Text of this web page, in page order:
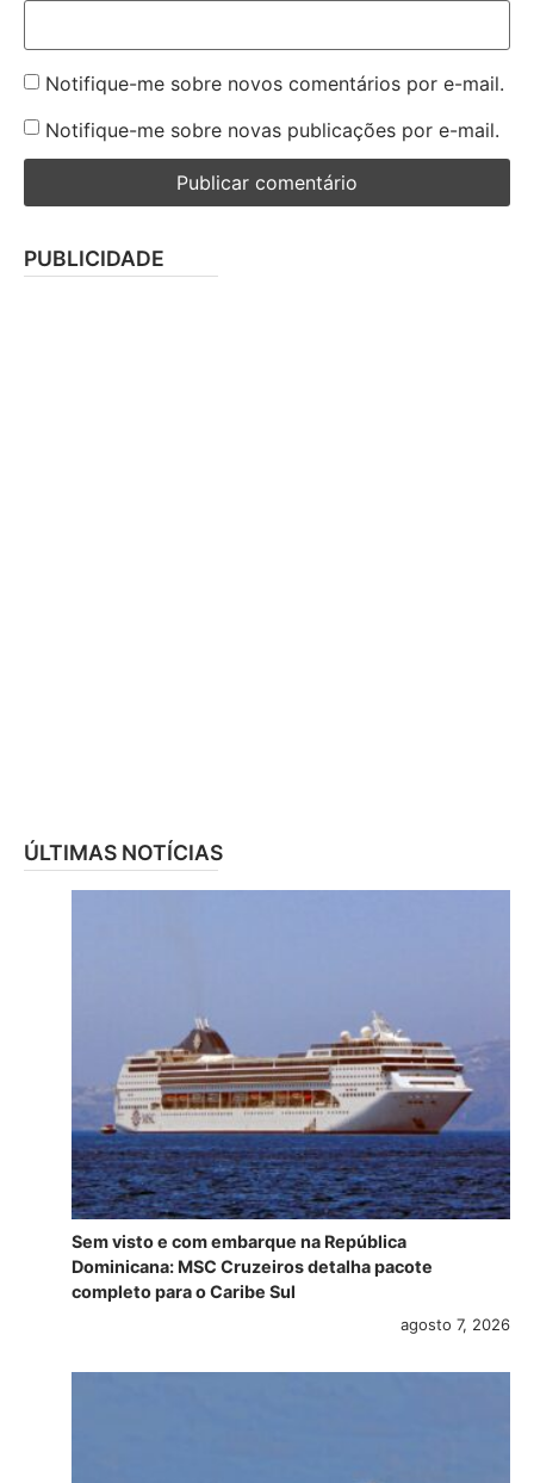
Notifique-me sobre novos comentários por e-mail.
Notifique-me sobre novas publicações por e-mail.
PUBLICIDADE
ÚLTIMAS NOTÍCIAS
Sem visto e com embarque na República
Dominicana: MSC Cruzeiros detalha pacote
completo para o Caribe Sul
agosto 7, 2026